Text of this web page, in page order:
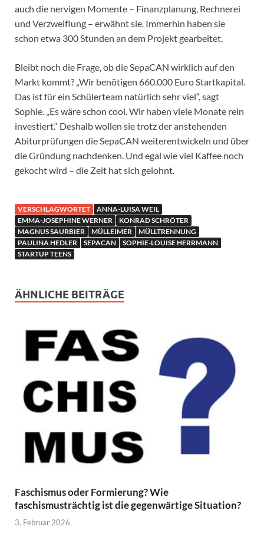
auch die nervigen Momente – Finanzplanung, Rechnerei
und Verzweiflung – erwähnt sie. Immerhin haben sie
schon etwa 300 Stunden an dem Projekt gearbeitet.
Bleibt noch die Frage, ob die SepaCAN wirklich auf den
Markt kommt? „Wir benötigen 660.000 Euro Startkapital.
Das ist für ein Schülerteam natürlich sehr viel“, sagt
Sophie. „Es wäre schon cool. Wir haben viele Monate rein
investiert.“ Deshalb wollen sie trotz der anstehenden
Abiturprüfungen die SepaCAN weiterentwickeln und über
die Gründung nachdenken. Und egal wie viel Kaffee noch
gekocht wird – die Zeit hat sich gelohnt.
VERSCHLAGWORTET
ANNA-LUISA WEIL
EMMA-JOSEPHINE WERNER
KONRAD SCHRÖTER
MAGNUS SAURBIER
MÜLLEIMER
MÜLLTRENNUNG
PAULINA HEDLER
SEPACAN
SOPHIE-LOUISE HERRMANN
STARTUP TEENS
ÄHNLICHE BEITRÄGE
Faschismus oder Formierung? Wie
faschismusträchtig ist die gegenwärtige Situation?
3. Februar 2026